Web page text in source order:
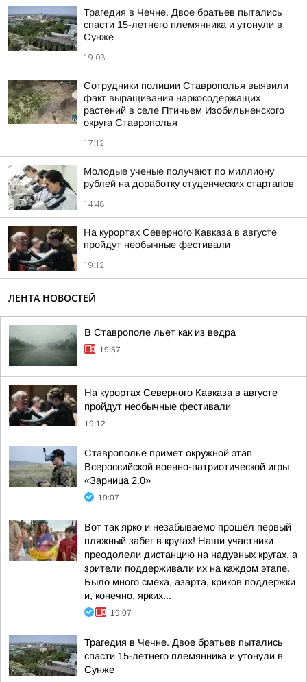
Трагедия в Чечне. Двое братьев пытались
спасти 15-летнего племянника и утонули в
Сунже
19:03
Сотрудники полиции Ставрополья выявили
факт выращивания наркосодержащих
растений в селе Птичьем Изобильненского
округа Ставрополья
17:12
Молодые ученые получают по миллиону
рублей на доработку студенческих стартапов
14:48
На курортах Северного Кавказа в августе
пройдут необычные фестивали
19:12
ЛЕНТА НОВОСТЕЙ
В Ставрополе льет как из ведра
19:57
На курортах Северного Кавказа в августе
пройдут необычные фестивали
19:12
Ставрополье примет окружной этап
Всероссийской военно-патриотической игры
«Зарница 2.0»
19:07
Вот так ярко и незабываемо прошёл первый
пляжный забег в кругах! Наши участники
преодолели дистанцию на надувных кругах, а
зрители поддерживали их на каждом этапе.
Было много смеха, азарта, криков поддержки
и, конечно, ярких...
19:07
Трагедия в Чечне. Двое братьев пытались
спасти 15-летнего племянника и утонули в
Сунже